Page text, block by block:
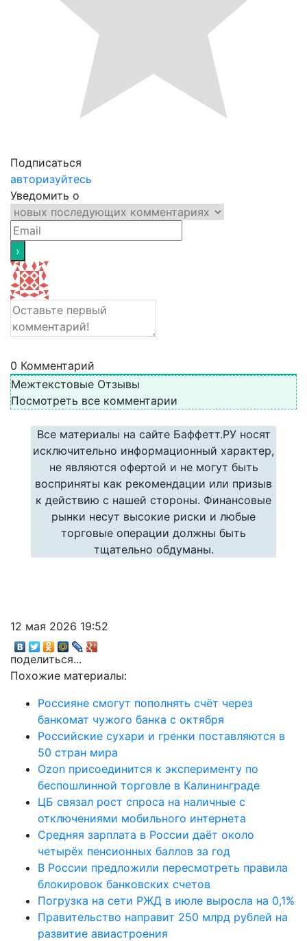
Подписаться
авторизуйтесь
Уведомить о
0 Комментарий
Межтекстовые Отзывы
Посмотреть все комментарии
Все материалы на сайте Баффетт.РУ носят
исключительно информационный характер,
не являются офертой и не могут быть
восприняты как рекомендации или призыв
к действию с нашей стороны. Финансовые
рынки несут высокие риски и любые
торговые операции должны быть
тщательно обдуманы.
12 мая 2026 19:52
поделиться...
Похожие материалы:
Россияне смогут пополнять счёт через
банкомат чужого банка с октября
Российские сухари и гренки поставляются в
50 стран мира
Ozon присоединится к эксперименту по
беспошлинной торговле в Калининграде
ЦБ связал рост спроса на наличные с
отключениями мобильного интернета
Средняя зарплата в России даёт около
четырёх пенсионных баллов за год
В России предложили пересмотреть правила
блокировок банковских счетов
Погрузка на сети РЖД в июле выросла на 0,1%
Правительство направит 250 млрд рублей на
развитие авиастроения